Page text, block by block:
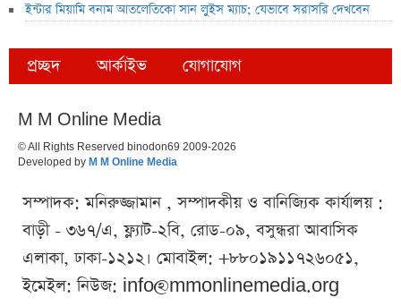
ইন্টার মিয়ামি বনাম আতলেতিকো সান লুইস ম্যাচ; যেভাবে সরাসরি দেখবেন
প্রচ্ছদ আর্কাইভ যোগাযোগ
M M Online Media
© All Rights Reserved binodon69 2009-2026
Developed by M M Online Media
সম্পাদক: মনিরুজ্জামান , সম্পাদকীয় ও বানিজ্যিক কার্যালয় :
বাড়ী - ৩৬৭/এ, ফ্ল্যাট-২বি, রোড-০৯, বসুন্ধরা আবাসিক
এলাকা, ঢাকা-১২১২। মোবাইল: +৮৮০১৯১১৭২৬০৫১,
ইমেইল: নিউজ: info@mmonlinemedia.org